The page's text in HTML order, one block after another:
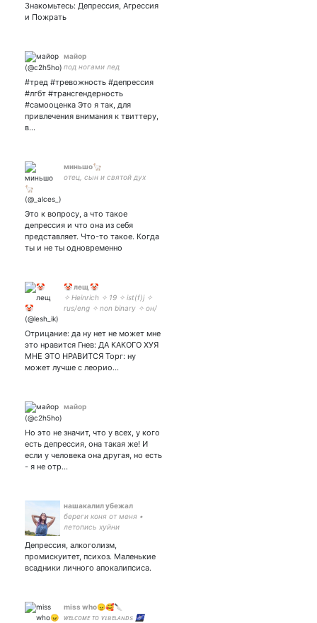
заплюю. ровесница этого
века, чудовище-лох Несса
Знакомьтесь: Депрессия, Агрессия
и Пожрать
майор
под ногами лед
#тред #тревожность #депрессия
#лгбт #трансгендерность
#самооценка Это я так, для
привлечения внимания к твиттеру,
в…
миньшо🦙
отец, сын и святой дух
Это к вопросу, а что такое
депрессия и что она из себя
представляет. Что-то такое. Когда
ты и не ты одновременно
🤡 лещ 🤡
✧ Heinrich ✧ 19 ✧ ist(f)j ✧
rus/eng ✧ non binary ✧ он/
Отрицание: да ну нет не может мне
это нравится Гнев: ДА КАКОГО ХУЯ
МНЕ ЭТО НРАВИТСЯ Торг: ну
может лучше с леорио…
майор
Но это не значит, что у всех, у кого
есть депрессия, она такая же! И
если у человека она другая, но есть
- я не отр…
нашакалил убежал
береги коня от меня •
летопись хуйни
Депрессия, алкоголизм,
промискуитет, психоз. Маленькие
всадники личного апокалипсиса.
miss who😠🥰🔪
ᴡᴇʟᴄᴏᴍᴇ ᴛᴏ ᴠɪʙᴇʟᴀɴᴅs 🌌